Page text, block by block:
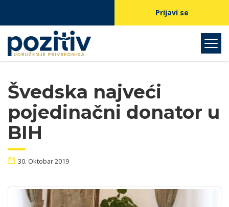
Prijavi se
Švedska najveći
pojedinačni donator u
BIH
30. Oktobar 2019